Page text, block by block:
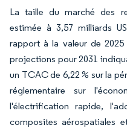
La taille du marché des
estimée à 3,57 milliards
rapport à la valeur de
projections pour 2031
un TCAC de 6,22 % sur la
réglementaire sur
l'électrification rapide,
composites aérospatiales